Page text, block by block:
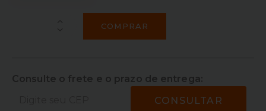
COMPRAR
Consulte o frete e o prazo de entrega:
CONSULTAR